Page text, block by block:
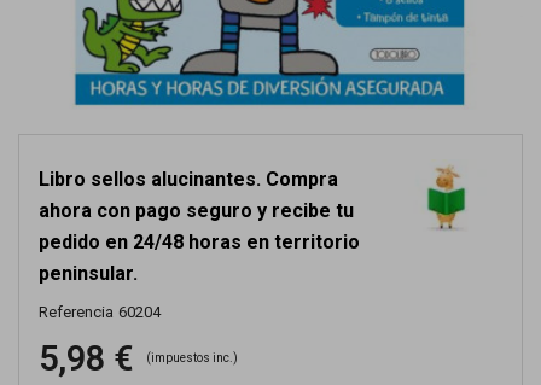
Libro sellos alucinantes. Compra
ahora con pago seguro y recibe tu
pedido en 24/48 horas en territorio
peninsular.
Referencia 60204
5,98 € (impuestos inc.)